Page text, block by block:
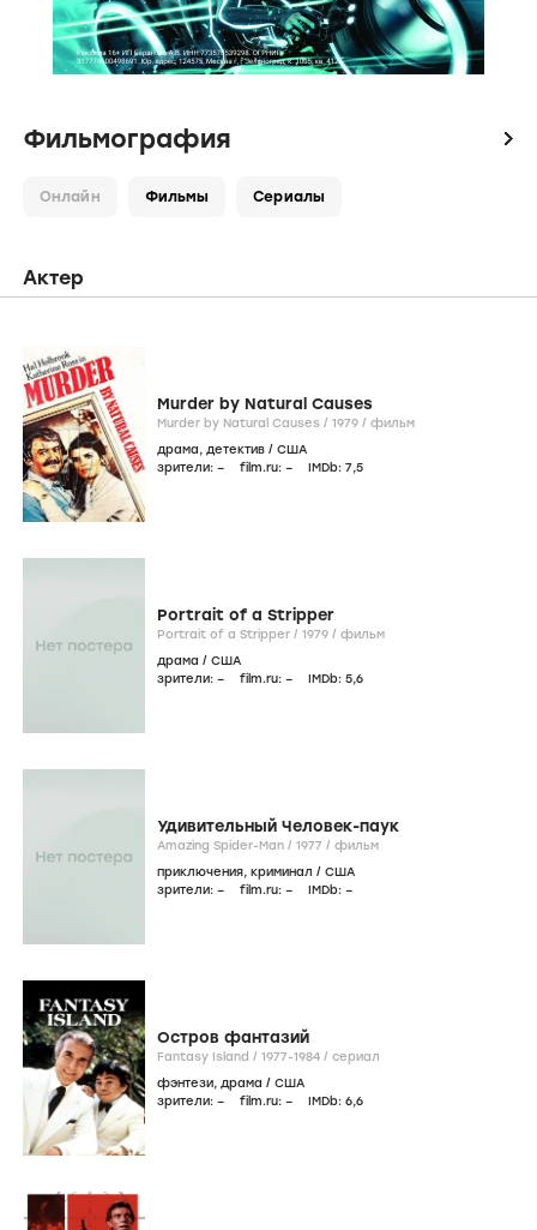
Фильмография icon
Онлайн Фильмы Сериалы
Актер
Murder by Natural Causes
Murder by Natural Causes / 1979 / фильм
драма, детектив / США
зрители: – film.ru: – IMDb: 7,5
Portrait of a Stripper
Portrait of a Stripper / 1979 / фильм
драма / США
зрители: – film.ru: – IMDb: 5,6
Удивительный Человек-паук
Amazing Spider-Man / 1977 / фильм
приключения, криминал / США
зрители: – film.ru: – IMDb: –
Остров фантазий
Fantasy Island / 1977-1984 / сериал
фэнтези, драма / США
зрители: – film.ru: – IMDb: 6,6